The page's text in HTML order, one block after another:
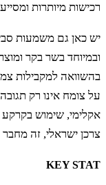
מיותרות ומסייע
בשר בקר ומוצרי
למקבילות
אינו רק תגובה
שימוש בקרקע
ישראלי, זה מחבר בין
KEY